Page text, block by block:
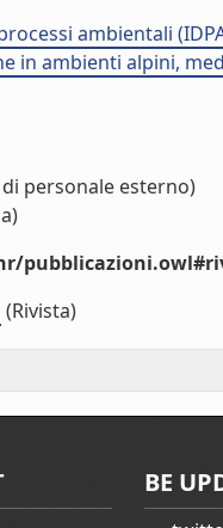
ambientali
in ambienti alpini,
personale esterno)
(Rivista)
BE